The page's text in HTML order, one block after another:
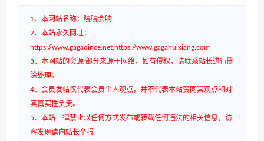
1、本网站名称：嘎嘎会响
2、本站永久网址：
https://www.gagaqince.net,https://www.gagahuixiang.com
3、本网站的资源 部分来源于网络，如有侵权，请联系站长进行删
除处理。
4、会员发帖仅代表会员个人观点，并不代表本站赞同其观点和对
其真实性负责。
5、本站一律禁止以任何方式发布或转载任何违法的相关信息，访
客发现请向站长举报